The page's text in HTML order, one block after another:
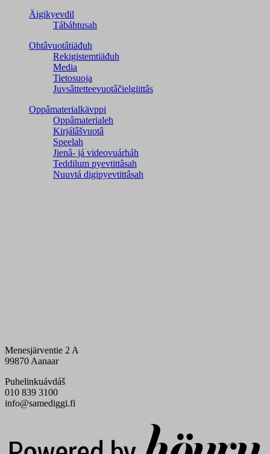
Äigikyevdil
Tábáhtusah
Ohtâvuotâtiäđuh
Rekigistemtiäđuh
Media
Tietosuoja
Juvsâttetteevuotâčielgiittâs
Oppâmaterialkävppi
Oppâmaterialeh
Kirjálâšvuotâ
Speelah
Jienâ- já videovuárháh
Teddilum pyevtittâsah
Nuuvtá digipyevtittâsah
Menesjärventie 2 A
99870 Aanaar
Puhelinkuávdáš
010 839 3100
info@samediggi.fi